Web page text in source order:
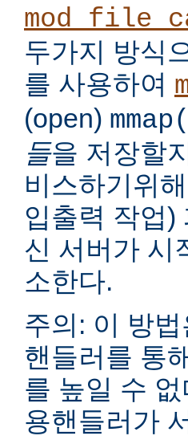
두가지 방식
를 사용하여
(open)
들을 저장할
비스하기위
입출력 작업)
신 서버가 시
소한다.
주의: 이 방
핸들러를 통
를 높일 수
용핸들러가